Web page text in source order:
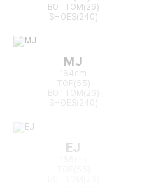
BOTTOM(26)
SHOES(240)
MJ
164cm
TOP(55)
BOTTOM(26)
EJ